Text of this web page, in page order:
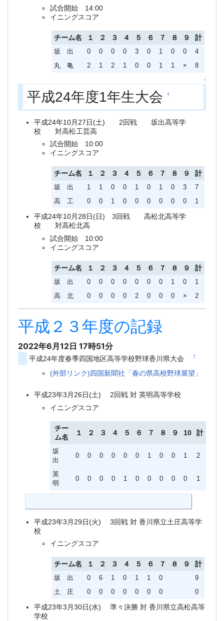
試合開始 14:00
イニングスコア
チーム名 １ ２ ３ ４ ５ ６ ７ ８ ９ 計
坂 出 0 0 0 0 3 0 1 0 0
4
丸 亀
2 1 2 1 0 0 1 1 × 8
↑
平成24年度1年生大会†
平成24年10月27日(土) 2回戦 坂出高等学
校 対高松工芸高
試合開始 10:00
イニングスコア
チーム名 １ ２ ３ ４ ５ ６ ７ ８ ９ 計
坂 出 1 1 0 0 1 0 1 0 3
7
高 工
0 0 1 0 0 0 0 0 0 1
平成24年10月28日(日) 3回戦 高松北高等学
校 対高松北高
試合開始 10:00
イニングスコア
チーム名 １ ２ ３ ４ ５ ６ ７ ８ ９ 計
坂 出 0 0 0 0 0 0 0 1 0
1
高 北
0 0 0 0 2 0 0 0 × 2
平成２３年度の記録
2022年6月12日 17時51分
平成24年度春季四国地区高等学校野球香川県大会 †
(外部リンク)四国新聞社「春の県高校野球展望」
平成23年3月26日(土) 2回戦 対 英明高等学校
イニングスコア
チー
ム名
１ ２ ３ ４ ５ ６ ７ ８ ９ 10 計
坂
出
0 0 0 0 0 0 1 0 0 1 2
英
明
0 0 0 0 1 0 0 0 0 0 1
平成23年3月29日(火) 3回戦 対 香川県立土庄高等学
校
イニングスコア
チーム名 １ ２ ３ ４ ５ ６ ７ ８ ９ 計
坂 出 0 6 1 0 1 1 0
9
土 庄
0 0 0 0 0 0 0 0
平成23年3月30日(水) 準々決勝 対 香川県立高松高等
学校